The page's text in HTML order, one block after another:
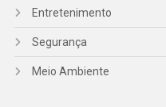
Entretenimento
Segurança
Meio Ambiente